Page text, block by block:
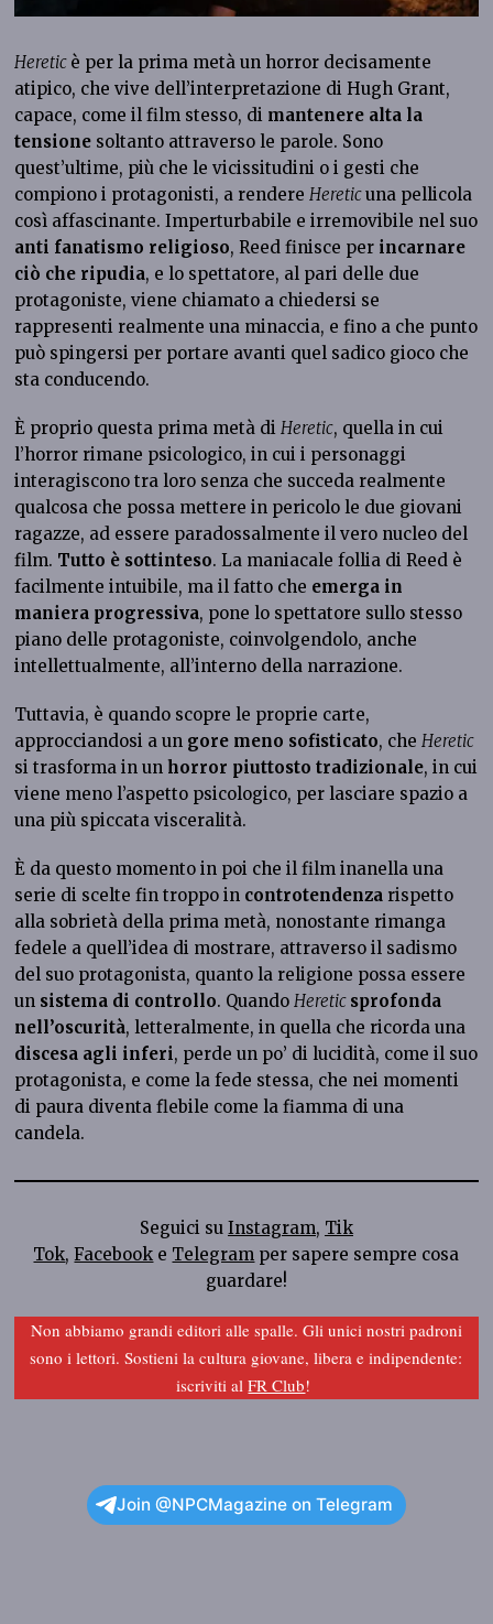
Heretic è per la prima metà un horror decisamente
atipico, che vive dell’interpretazione di Hugh Grant,
capace, come il film stesso, di mantenere alta la
tensione soltanto attraverso le parole. Sono
quest’ultime, più che le vicissitudini o i gesti che
compiono i protagonisti, a rendereHereticuna pellicola
così affascinante. Imperturbabile e irremovibile nel suo
anti fanatismo religioso, Reed finisce per incarnare
ciò che ripudia, e lo spettatore, al pari delle due
protagoniste, viene chiamato a chiedersi se
rappresenti realmente una minaccia, e fino a che punto
può spingersi per portare avanti quel sadico gioco che
sta conducendo.
È proprio questa prima metà diHeretic, quella in cui
l’horror rimane psicologico, in cui i personaggi
interagiscono tra loro senza che succeda realmente
qualcosa che possa mettere in pericolo le due giovani
ragazze, ad essere paradossalmente il vero nucleo del
film. Tutto è sottinteso. La maniacale follia di Reed è
facilmente intuibile, ma il fatto che emerga in
maniera progressiva, pone lo spettatore sullo stesso
piano delle protagoniste, coinvolgendolo, anche
intellettualmente, all’interno della narrazione.
Tuttavia, è quando scopre le proprie carte,
approcciandosi a un gore meno sofisticato, cheHeretic
si trasforma in un horror piuttosto tradizionale, in cui
viene meno l’aspetto psicologico, per lasciare spazio a
una più spiccata visceralità.
È da questo momento in poi che il film inanella una
serie di scelte fin troppo in controtendenza rispetto
alla sobrietà della prima metà, nonostante rimanga
fedele a quell’idea di mostrare, attraverso il sadismo
del suo protagonista, quanto la religione possa essere
un sistema di controllo. QuandoHeretic sprofonda
nell’oscurità, letteralmente, in quella che ricorda una
discesa agli inferi, perde un po’ di lucidità, come il suo
protagonista, e come la fede stessa, che nei momenti
di paura diventa flebile come la fiamma di una
candela.
Seguici su Instagram, Tik
Tok,Facebook e Telegram per sapere sempre cosa
guardare!
Non abbiamo grandi editori alle spalle. Gli unici nostri padroni
sono i lettori. Sostieni la cultura giovane, libera e indipendente:
iscriviti alFR Club!
Join @NPCMagazine on Telegram